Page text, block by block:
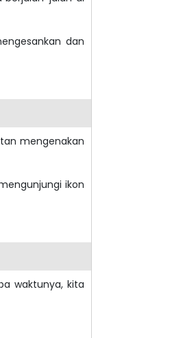
dan
mengenakan
ikon
waktunya, kita